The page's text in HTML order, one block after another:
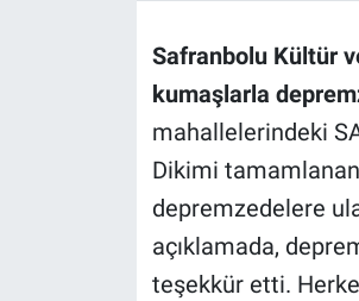
Safranbolu Kültür
kumaşlarla
mahallelerindeki
Dikimi tamamlanan
depremzedelere
açıklamada,
teşekkür etti.